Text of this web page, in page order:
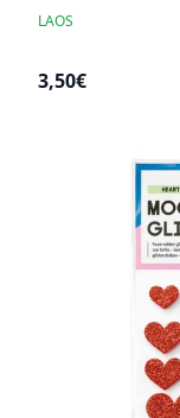
LAOS
3,50€